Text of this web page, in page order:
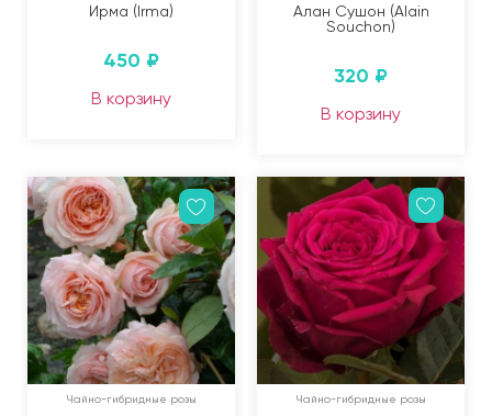
Ирма (Irma)
450 ₽
В корзину
Алан Сушон (Alain
Souchon)
320 ₽
В корзину
Чайно-гибридные розы Чайно-гибридные розы